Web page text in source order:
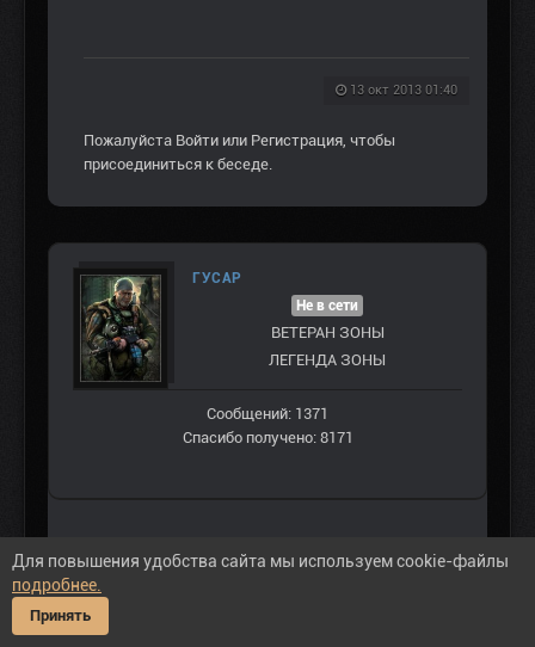
13 окт 2013 01:40
Пожалуйста Войти или Регистрация , чтобы
присоединиться к беседе.
ГУСАР
Не в сети
ВЕТЕРАН ЗOНЫ
ЛЕГЕНДА ЗОНЫ
Сообщений: 1371
Спасибо получено: 8171
Тима пишет: Всем привет! ребята
#30629
Для повышения удобства сайта мы используем cookie-файлы
подробнее.
Принять